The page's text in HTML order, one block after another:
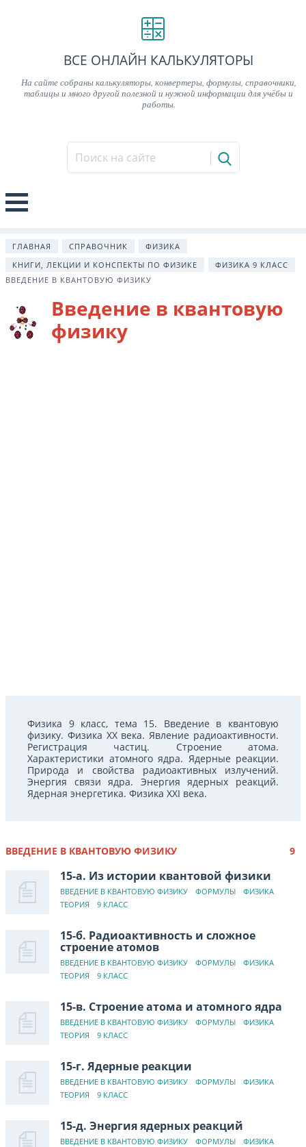
ВСЕ ОНЛАЙН КАЛЬКУЛЯТОРЫ
На сайте собраны калькуляторы, конвертеры, формулы, справочники,
таблицы и много другой полезной и нужной информации для учёбы и
работы.
ГЛАВНАЯ СПРАВОЧНИК
ФИЗИКА
КНИГИ, ЛЕКЦИИ И КОНСПЕКТЫ ПО ФИЗИКЕ
ФИЗИКА 9 КЛАСС
ВВЕДЕНИЕ В КВАНТОВУЮ ФИЗИКУ
Введение в квантовую
физику
Физика 9 класс, тема 15. Введение в квантовую
физику. Физика XX века. Явление радиоактивности.
Регистрация частиц. Строение атома.
Характеристики атомного ядра. Ядерные реакции.
Природа и свойства радиоактивных излучений.
Энергия связи ядра. Энергия ядерных реакций.
Ядерная энергетика. Физика XXI века.
ВВЕДЕНИЕ В КВАНТОВУЮ ФИЗИКУ 9
15-а. Из истории квантовой физики
ВВЕДЕНИЕ В КВАНТОВУЮ ФИЗИКУ ФОРМУЛЫ
ФИЗИКА
ТЕОРИЯ
9 КЛАСС
15-б. Радиоактивность и сложное
строение атомов
ВВЕДЕНИЕ В КВАНТОВУЮ ФИЗИКУ ФОРМУЛЫ
ФИЗИКА
ТЕОРИЯ
9 КЛАСС
15-в. Строение атома и атомного ядра
ВВЕДЕНИЕ В КВАНТОВУЮ ФИЗИКУ ФОРМУЛЫ
ФИЗИКА
ТЕОРИЯ
9 КЛАСС
15-г. Ядерные реакции
ВВЕДЕНИЕ В КВАНТОВУЮ ФИЗИКУ ФОРМУЛЫ
ФИЗИКА
ТЕОРИЯ
9 КЛАСС
15-д. Энергия ядерных реакций
ВВЕДЕНИЕ В КВАНТОВУЮ ФИЗИКУ ФОРМУЛЫ
ФИЗИКА